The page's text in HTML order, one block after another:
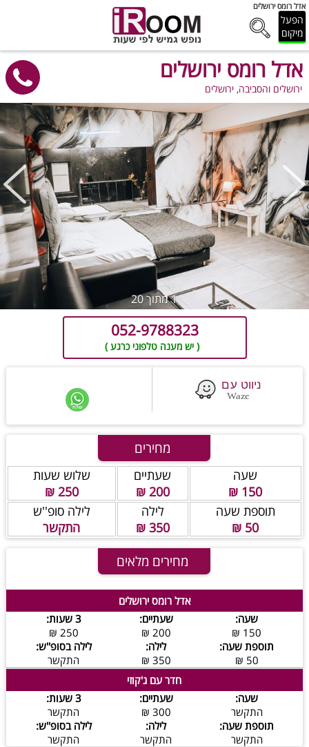
אדל רומס ירושלים
הפעל
מיקום
אדל רומס ירושלים
ירושלים והסביבה, ירושלים
1מתוך20
052-9788323
( יש מענה טלפוני כרגע )
מחירים
שעה
150 ₪
שעתיים
200 ₪
שלוש שעות
250 ₪
תוספת שעה
50 ₪
לילה
350 ₪
לילה סופ''ש
התקשר
מחירים מלאים
אדל רומס ירושלים
שעה:
150 ₪
שעתיים:
200 ₪
3 שעות:
250 ₪
תוספת שעה:
50 ₪
לילה:
350 ₪
לילה בסופ''ש:
התקשר
חדר עם ג'קוזי
שעה:
התקשר
שעתיים:
300 ₪
3 שעות:
התקשר
תוספת שעה:
התקשר
לילה:
התקשר
לילה בסופ''ש:
התקשר